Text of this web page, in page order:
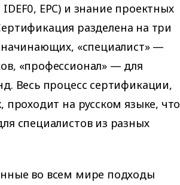
EPC) и знание проектных
разделена на три
«специалист» —
«профессионал» — для
Весь процесс сертификации,
проходит на русском языке, что
специалистов из разных
во всем мире подходы